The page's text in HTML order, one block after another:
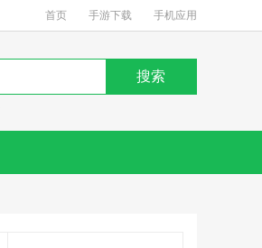
首页 手游下载 手机应用